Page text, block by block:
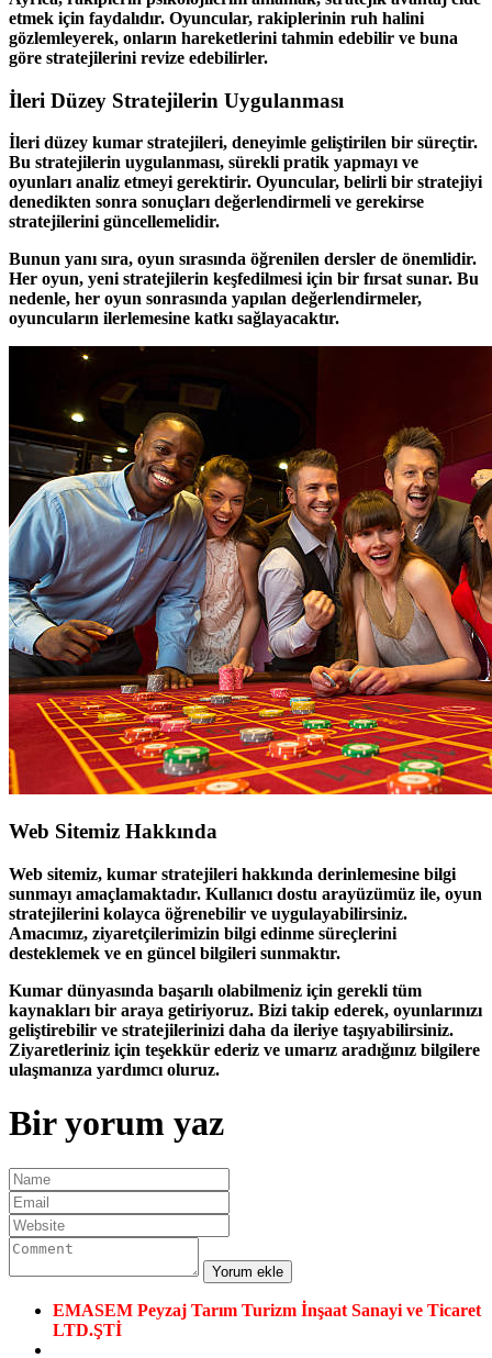
etmek için faydalıdır. Oyuncular, rakiplerinin ruh halini
gözlemleyerek, onların hareketlerini tahmin edebilir ve buna
göre stratejilerini revize edebilirler.
İleri Düzey Stratejilerin Uygulanması
İleri düzey kumar stratejileri, deneyimle geliştirilen bir süreçtir.
Bu stratejilerin uygulanması, sürekli pratik yapmayı ve
oyunları analiz etmeyi gerektirir. Oyuncular, belirli bir stratejiyi
denedikten sonra sonuçları değerlendirmeli ve gerekirse
stratejilerini güncellemelidir.
Bunun yanı sıra, oyun sırasında öğrenilen dersler de önemlidir.
Her oyun, yeni stratejilerin keşfedilmesi için bir fırsat sunar. Bu
nedenle, her oyun sonrasında yapılan değerlendirmeler,
oyuncuların ilerlemesine katkı sağlayacaktır.
Web Sitemiz Hakkında
Web sitemiz, kumar stratejileri hakkında derinlemesine bilgi
sunmayı amaçlamaktadır. Kullanıcı dostu arayüzümüz ile, oyun
stratejilerini kolayca öğrenebilir ve uygulayabilirsiniz.
Amacımız, ziyaretçilerimizin bilgi edinme süreçlerini
desteklemek ve en güncel bilgileri sunmaktır.
Kumar dünyasında başarılı olabilmeniz için gerekli tüm
kaynakları bir araya getiriyoruz. Bizi takip ederek, oyunlarınızı
geliştirebilir ve stratejilerinizi daha da ileriye taşıyabilirsiniz.
Ziyaretleriniz için teşekkür ederiz ve umarız aradığınız bilgilere
ulaşmanıza yardımcı oluruz.
Bir yorum yaz
EMASEM Peyzaj Tarım Turizm İnşaat Sanayi ve Ticaret
LTD.ŞTİ